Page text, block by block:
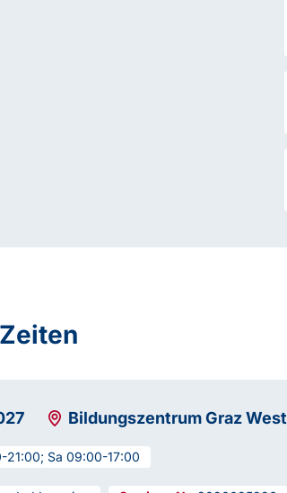
Bildungszentrum Graz West
21:00; Sa 09:00-17:00